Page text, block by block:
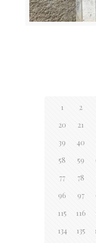
1 2
20
21
39
40
58
59
77
78
96
97
115
116
134
135